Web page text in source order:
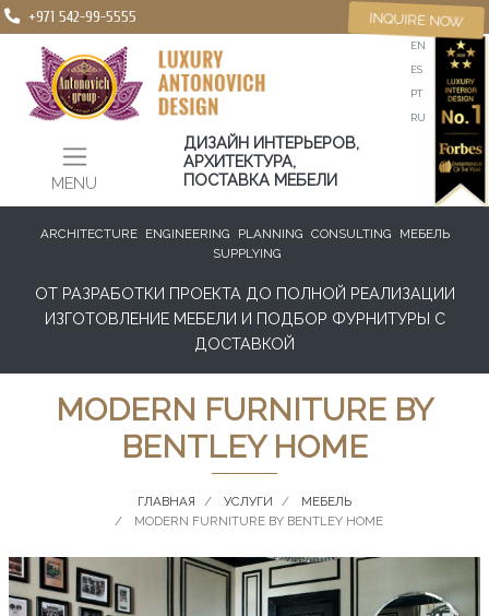
+971 542-99-5555
MENU
EN
ES
PT
RU
ДИЗАЙН ИНТЕРЬЕРОВ,
АРХИТЕКТУРА,
ПОСТАВКА МЕБЕЛИ
INQUIRE NOW
ARCHITECTURE ENGINEERING PLANNING CONSULTING
МЕБЕЛЬ
SUPPLYING
ОТ РАЗРАБОТКИ ПРОЕКТА ДО ПОЛНОЙ РЕАЛИЗАЦИИ
ИЗГОТОВЛЕНИЕ МЕБЕЛИ И ПОДБОР ФУРНИТУРЫ С
ДОСТАВКОЙ
MODERN FURNITURE BY
BENTLEY HOME
ГЛАВНАЯ УСЛУГИ
МЕБЕЛЬ
MODERN FURNITURE BY BENTLEY HOME